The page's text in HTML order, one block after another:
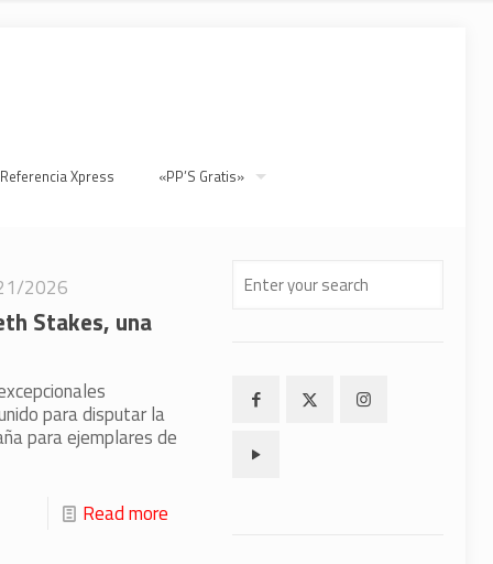
Xpress «PP’S Gratis»
2026
Stakes, una
para disputar la
para ejemplares de
Read more